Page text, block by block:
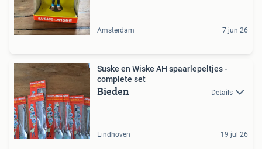
Amsterdam 7 jun 26
Suske en Wiske AH spaarlepeltjes -
complete set
Bieden Details
Eindhoven 19 jul 26